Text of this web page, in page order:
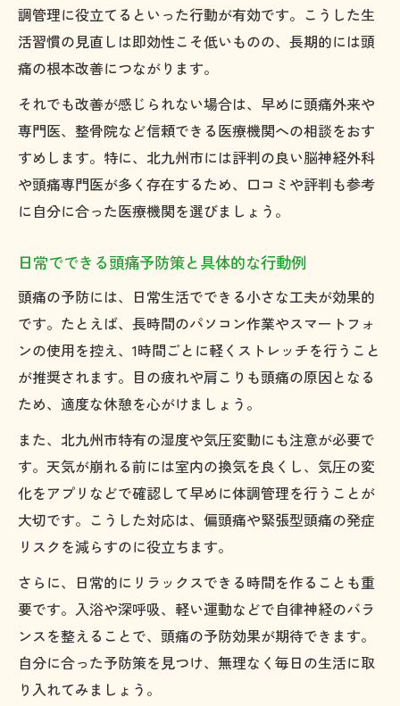
調管理に役立てるといった行動が有効です。こうした生
活習慣の見直しは即効性こそ低いものの、長期的には頭
痛の根本改善につながります。
それでも改善が感じられない場合は、早めに頭痛外来や
専門医、整骨院など信頼できる医療機関への相談をおす
すめします。特に、北九州市には評判の良い脳神経外科
や頭痛専門医が多く存在するため、口コミや評判も参考
に自分に合った医療機関を選びましょう。
日常でできる頭痛予防策と具体的な行動例
頭痛の予防には、日常生活でできる小さな工夫が効果的
です。たとえば、長時間のパソコン作業やスマートフォ
ンの使用を控え、1時間ごとに軽くストレッチを行うこと
が推奨されます。目の疲れや肩こりも頭痛の原因となる
ため、適度な休憩を心がけましょう。
また、北九州市特有の湿度や気圧変動にも注意が必要で
す。天気が崩れる前には室内の換気を良くし、気圧の変
化をアプリなどで確認して早めに体調管理を行うことが
大切です。こうした対応は、偏頭痛や緊張型頭痛の発症
リスクを減らすのに役立ちます。
さらに、日常的にリラックスできる時間を作ることも重
要です。入浴や深呼吸、軽い運動などで自律神経のバラ
ンスを整えることで、頭痛の予防効果が期待できます。
自分に合った予防策を見つけ、無理なく毎日の生活に取
り入れてみましょう。